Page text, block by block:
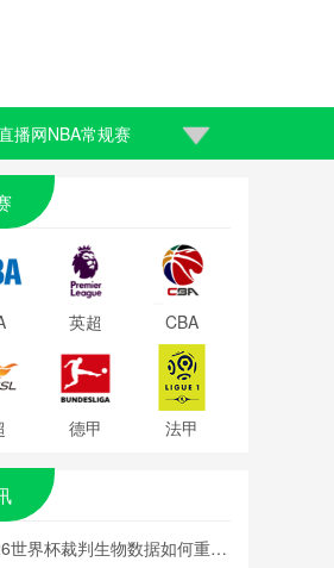
播网NBA常规赛
英超 CBA
德甲 法甲
世界杯裁判生物数据如何重塑